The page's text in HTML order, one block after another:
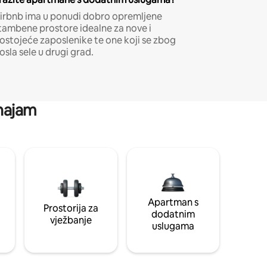
ima u ponudi dobro opremljene
prostore idealne za nove i
zaposlenike te one koji se zbog
sele u drugi grad.
Prostorija za
vježbanje
Apartman s
dodatnim
uslugama